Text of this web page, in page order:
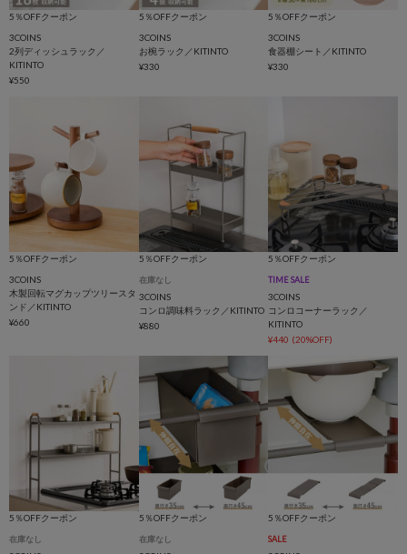
5％OFFクーポン
3COINS
2列ディッシュラック／
KITINTO
¥550
5％OFFクーポン
3COINS
お椀ラック／KITINTO
¥330
5％OFFクーポン
3COINS
食器棚シート／KITINTO
¥330
5％OFFクーポン
3COINS
木製回転マグカップツリースタ
ンド／KITINTO
¥660
5％OFFクーポン
在庫なし
3COINS
コンロ調味料ラック／KITINTO
¥880
5％OFFクーポン
TIME SALE
3COINS
コンロコーナーラック／
KITINTO
¥440 (20%OFF)
5％OFFクーポン
在庫なし
5％OFFクーポン
在庫なし
5％OFFクーポン
SALE